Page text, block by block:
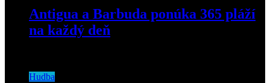
Antigua a Barbuda ponúka 365 pláží
na každý deň
Hudba